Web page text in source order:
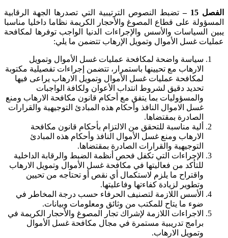
الفصل 15
–تضبط النصوص الترتيبية التي تصدرها الجهة الرقابية
المسؤولة على قطاع المصوغ والأحجار الكريمة نظاما داخليا مناسبا
يبين السياسات والأسس والإجراءات الدنيا الواجب توفرها لمكافحة
عمليات غسل الأموال وتمويل الإرهاب تتضمن ما يلي:
سياسة واضحة لمكافحة عمليات غسل الأموال وتمويل
الارهاب مع تحيينها باستمرار، تتضمن إجراءات تفصيلية مكتوبة
لمكافحة عمليات غسل الأموال وتمويل الارهاب يراعى فيها
تحديد دقيق لشروط انتداب الأعوان ولكافة الواجبات
والمسؤوليات بما يتفق مع أحكام قانون مكافحة الارهاب ومنع
غسل الاموال النافذ وأحكام هذه المبادئ التوجيهية والقرارات
الصادرة بمقتضاها.
ألية مناسبة للتحقق من الالتزام بأحكام قانون مكافحة
الارهاب ومنع غسل الأموال النافذ وأحكام هذه المبادئ
التوجيهية والقرارات الصادرة بمقتضاها.
الإجراءات التي تكفل فحص أنظمة الضبط والرقابة الداخلية
للتأكد من فعاليتها في مكافحة غسل الأموال وتمويل الارهاب
واقتراح ما يلزم لاستكمال أي نقص أو تحتاجه من تحيين
وتطوير لزيادة كفاءتها وفاعليتها.
الأسس اللازمة لتصنيف الحرفاء حسب درجة المخاطر في
ضوء ما يتاح للمكتب من وثائق ومعلومات وبيانات.
الاجراءات اللازمة لإشراك تجار المصوغ والأحجار الكريمة في
برامج تدريبية مستمرة في مجال مكافحة غسل الأموال
وتمويل الارهاب.